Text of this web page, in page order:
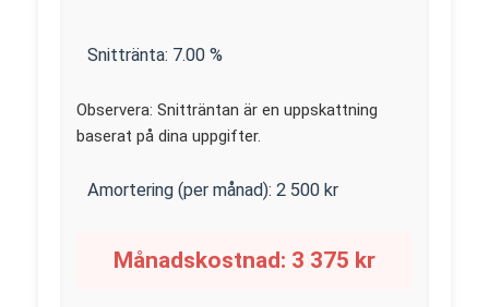
Snittränta: 7.00 %
Observera: Snitträntan är en uppskattning
baserat på dina uppgifter.
Amortering (per månad): 2 500 kr
Månadskostnad: 3 375 kr